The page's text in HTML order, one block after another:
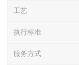
工艺
执行标准
服务方式